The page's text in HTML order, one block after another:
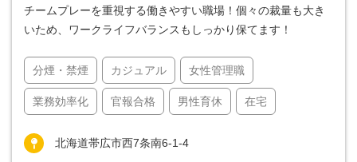
チームプレーを重視する働きやすい職場！個々の裁量も大き
いため、ワークライフバランスもしっかり保てます！
分煙・禁煙 カジュアル 女性管理職
業務効率化 官報合格 男性育休 在宅
北海道帯広市西7条南6-1-4